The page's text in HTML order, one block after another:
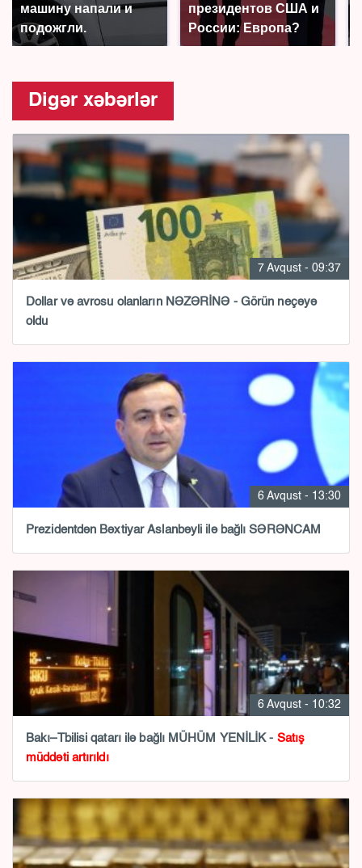
машину напали и
подожгли.
президентов США и
России: Европа?
Digər xəbərlər
7 Avqust - 09:37
Dollar və avrosu olanların NƏZƏRİNƏ - Görün neçəyə
oldu
6 Avqust - 13:30
Prezidentdən Bəxtiyar Aslanbəyli ilə bağlı SƏRƏNCAM
6 Avqust - 10:32
Bakı–Tbilisi qatarı ilə bağlı MÜHÜM YENİLİK - Satış
müddəti artırıldı